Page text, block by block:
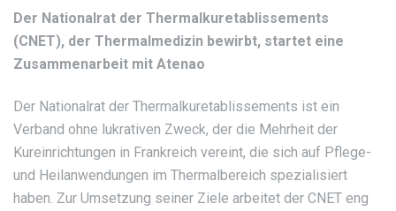
Der Nationalrat der Thermalkuretablissements
(CNET), der Thermalmedizin bewirbt, startet eine
Zusammenarbeit mit Atenao
Der Nationalrat der Thermalkuretablissements ist ein
Verband ohne lukrativen Zweck, der die Mehrheit der
Kureinrichtungen in Frankreich vereint, die sich auf Pflege-
und Heilanwendungen im Thermalbereich spezialisiert
haben. Zur Umsetzung seiner Ziele arbeitet der CNET eng